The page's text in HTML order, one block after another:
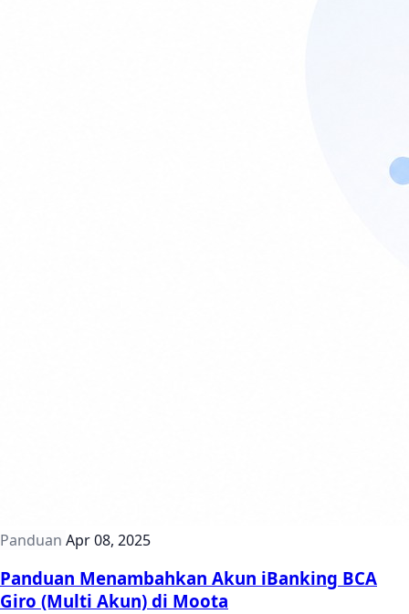
Panduan Apr 08, 2025
Panduan Menambahkan Akun iBanking BCA
Giro (Multi Akun) di Moota